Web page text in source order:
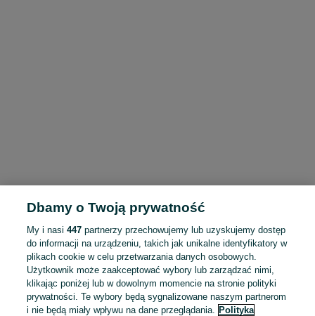
Dbamy o Twoją prywatność
My i nasi447 partnerzy przechowujemy lub uzyskujemy dostęp
do informacji na urządzeniu, takich jak unikalne identyfikatory w
plikach cookie w celu przetwarzania danych osobowych.
Użytkownik może zaakceptować wybory lub zarządzać nimi,
klikając poniżej lub w dowolnym momencie na stronie polityki
prywatności. Te wybory będą sygnalizowane naszym partnerom
i nie będą miały wpływu na dane przeglądania. Polityka